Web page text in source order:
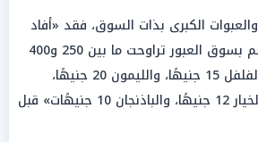
الكبرى بذات السوق، فقد «أفاد
التجار أن عداية الطماطم بسوق العبور تراوحت ما بين 250 و400
جنيه، والبرنيكة 500 والفلفل 15 جنيهًا، والليمون 20 جنيهًا،
والكوسة 12 جنيهًا، والخيار 12 جنيهًا، والباذنجان 10 جنيهًات» قبل